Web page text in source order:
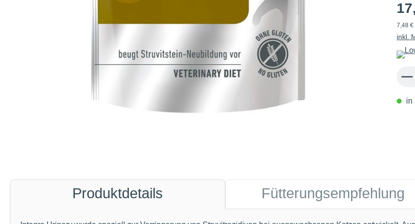
7,48 €
inkl.
in
Produktdetails Fütterungsempfehlung